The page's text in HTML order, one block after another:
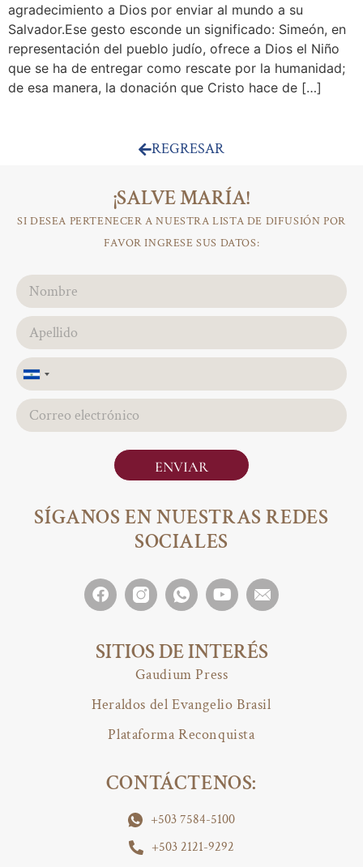
agradecimiento a Dios por enviar al mundo a su
Salvador.Ese gesto esconde un significado: Simeón, en
representación del pueblo judío, ofrece a Dios el Niño
que se ha de entregar como rescate por la humanidad;
de esa manera, la donación que Cristo hace de […]
REGRESAR
CONTÁCTENOS:
+503 7584-5100
+503 2121-9292
SÍGANOS EN NUESTRAS REDES
SOCIALES
SITIOS DE INTERÉS
Gaudium Press
Heraldos del Evangelio Brasil
Plataforma Reconquista
¡SALVE MARÍA!
SI DESEA PERTENECER A NUESTRA LISTA DE DIFUSIÓN POR
FAVOR INGRESE SUS DATOS:
El
Salvador
+503
ENVIAR